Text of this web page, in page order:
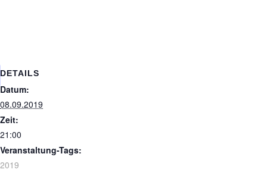
DETAILS
Datum:
08.09.2019
Zeit:
21:00
Veranstaltung-Tags:
2019